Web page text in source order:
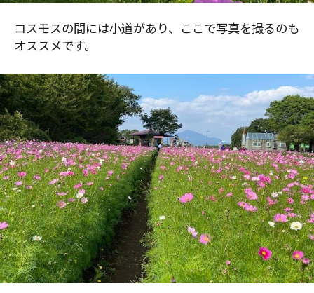
コスモスの間には小道があり、ここで写真を撮るのも
オススメです。